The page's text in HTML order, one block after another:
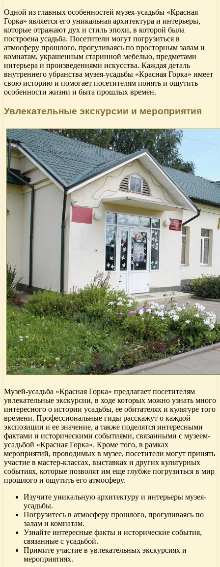
Одной из главных особенностей музея-усадьбы «Красная
Горка» является его уникальная архитектура и интерьеры,
которые отражают дух и стиль эпохи, в которой была
построена усадьба. Посетители могут погрузиться в
атмосферу прошлого, прогуливаясь по просторным залам и
комнатам, украшенным старинной мебелью, предметами
интерьера и произведениями искусства. Каждая деталь
внутреннего убранства музея-усадьбы «Красная Горка» имеет
свою историю и помогает посетителям понять и ощутить
особенности жизни и быта прошлых времен.
Увлекательные экскурсии и мероприятия
Музей-усадьба «Красная Горка» предлагает посетителям
увлекательные экскурсии, в ходе которых можно узнать много
интересного о истории усадьбы, ее обитателях и культуре того
времени. Профессиональные гиды расскажут о каждой
экспозиции и ее значение, а также поделятся интересными
фактами и историческими событиями, связанными с музеем-
усадьбой «Красная Горка». Кроме того, в рамках
мероприятий, проводимых в музее, посетители могут принять
участие в мастер-классах, выставках и других культурных
событиях, которые позволят им еще глубже погрузиться в мир
прошлого и ощутить его атмосферу.
Изучите уникальную архитектуру и интерьеры музея-
усадьбы.
Погрузитесь в атмосферу прошлого, прогуливаясь по
залам и комнатам.
Узнайте интересные факты и исторические события,
связанные с усадьбой.
Примите участие в увлекательных экскурсиях и
мероприятиях.